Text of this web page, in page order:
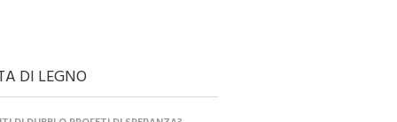
DI LEGNO